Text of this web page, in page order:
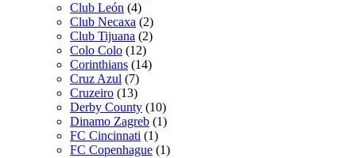
Club León (4)
Club Necaxa (2)
Club Tijuana (2)
Colo Colo (12)
Corinthians (14)
Cruz Azul (7)
Cruzeiro (13)
Derby County (10)
Dinamo Zagreb (1)
FC Cincinnati (1)
FC Copenhague (1)